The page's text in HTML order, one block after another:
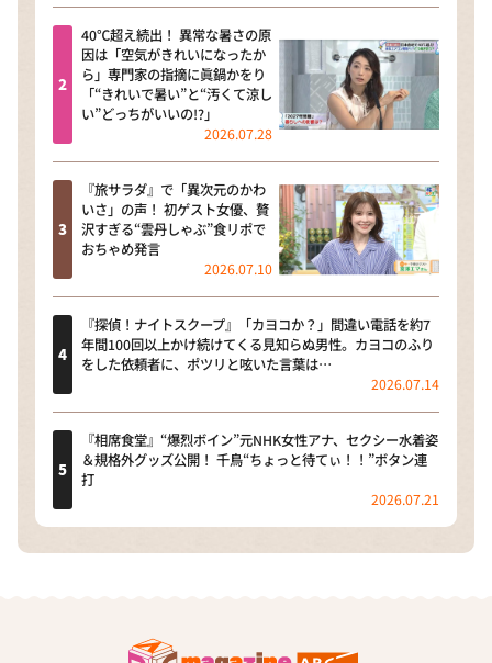
40℃超え続出！ 異常な暑さの原
因は「空気がきれいになったか
ら」専門家の指摘に眞鍋かをり
「“きれいで暑い”と“汚くて涼し
い”どっちがいいの!?」
2026.07.28
『旅サラダ』で「異次元のかわ
いさ」の声！ 初ゲスト女優、贅
沢すぎる“雲丹しゃぶ”食リポで
おちゃめ発言
2026.07.10
『探偵！ナイトスクープ』「カヨコか？」間違い電話を約7
年間100回以上かけ続けてくる見知らぬ男性。カヨコのふり
をした依頼者に、ポツリと呟いた言葉は…
2026.07.14
『相席食堂』“爆烈ボイン”元NHK女性アナ、セクシー水着姿
＆規格外グッズ公開！ 千鳥“ちょっと待てぃ！！”ボタン連
打
2026.07.21